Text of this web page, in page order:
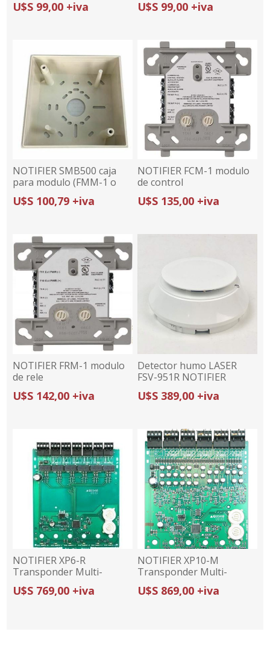
U$S 99,00 +iva U$S 99,00 +iva
NOTIFIER SMB500 caja
para modulo (FMM-1 o
FCM-1)
U$S 100,79 +iva
NOTIFIER FCM-1 modulo
de control
U$S 135,00 +iva
NOTIFIER FRM-1 modulo
de rele
U$S 142,00 +iva
Detector humo LASER
FSV-951R NOTIFIER
(White)
U$S 389,00 +iva
NOTIFIER XP6-R
Transponder Multi-
modulo relé x 6 salidas
U$S 769,00 +iva
NOTIFIER XP10-M
Transponder Multi-
modulo monitoreo x10
entradas
U$S 869,00 +iva